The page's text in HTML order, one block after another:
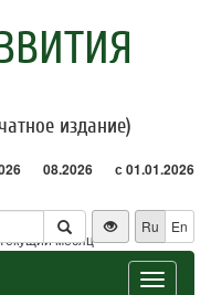
издание)
08.2026 с 01.01.2026
месяц
Ru En
Toggle